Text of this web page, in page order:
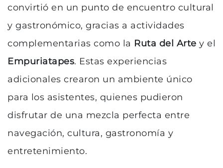
convirtió en un punto de encuentro cultural
y gastronómico, gracias a actividades
complementarias como la Ruta del Arte y el
Empuriatapes. Estas experiencias
adicionales crearon un ambiente único
para los asistentes, quienes pudieron
disfrutar de una mezcla perfecta entre
navegación, cultura, gastronomía y
entretenimiento.